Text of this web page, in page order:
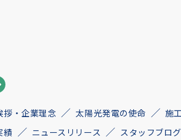
拶・企業理念 太陽光発電の使命 施
績 ニュースリリース スタッフブログ